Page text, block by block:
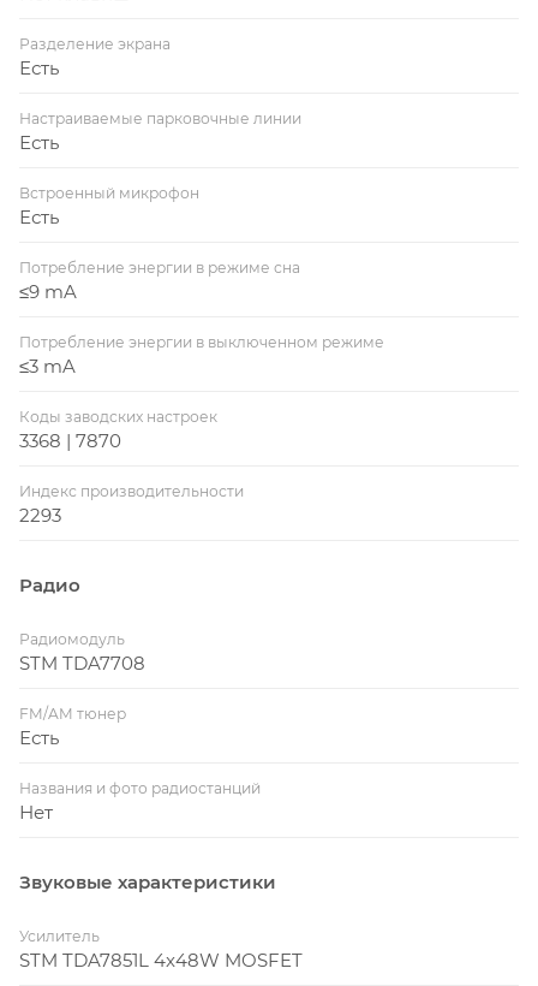
Разделение экрана
Есть
Настраиваемые парковочные линии
Есть
Встроенный микрофон
Есть
Потребление энергии в режиме сна
≤9 mA
Потребление энергии в выключенном режиме
≤3 mA
Коды заводских настроек
3368 | 7870
Индекс производительности
2293
Радио
Радиомодуль
STM TDA7708
FM/AM тюнер
Есть
Названия и фото радиостанций
Нет
Звуковые характеристики
Усилитель
STM TDA7851L 4x48W MOSFET